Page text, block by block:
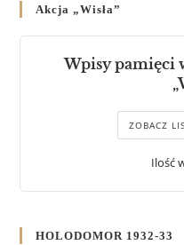
Akcja „Wisła”
Wpisy pamięci
ZOBACZ
Ilość
HOLODOMOR 1932-33